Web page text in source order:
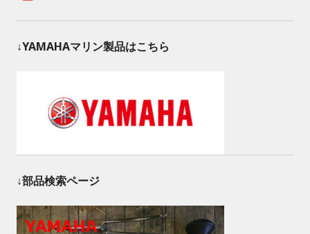
↓YAMAHAマリン製品はこちら
↓部品検索ページ